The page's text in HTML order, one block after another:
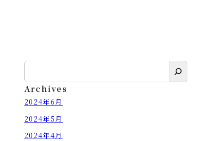
索
Archives
2024年6月
2024年5月
2024年4月